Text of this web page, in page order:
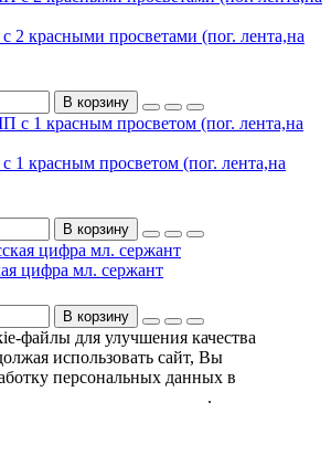
красными просветами (пог. лента,на
В корзину
красным просветом (пог. лента,на
В корзину
цифра мл. сержант
В корзину
файлы для улучшения качества
использовать сайт, Вы
персональных данных в
.